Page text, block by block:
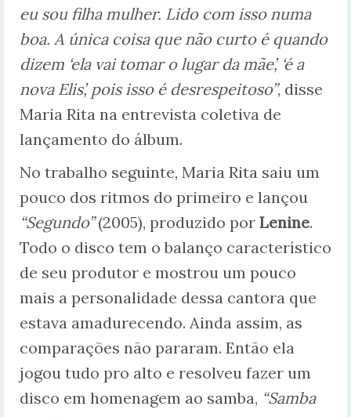
eu sou filha mulher. Lido com isso numa
boa. A única coisa que não curto é quando
dizem ‘ela vai tomar o lugar da mãe’, ‘é a
nova Elis’, pois isso é desrespeitoso”, disse
Maria Rita na entrevista coletiva de
lançamento do álbum.
No trabalho seguinte, Maria Rita saiu um
pouco dos ritmos do primeiro e lançou
“Segundo”(2005), produzido por Lenine.
Todo o disco tem o balanço característico
de seu produtor e mostrou um pouco
mais a personalidade dessa cantora que
estava amadurecendo. Ainda assim, as
comparações não pararam. Então ela
jogou tudo pro alto e resolveu fazer um
disco em homenagem ao samba, “Samba